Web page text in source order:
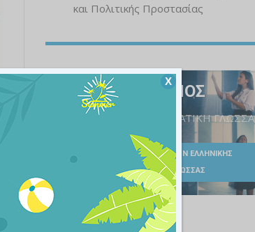
και Πολιτικής Προστασίας
Ο ΕΘΝΙΚΟΣ ΥΜΝΟΣ
ΣΤΗΝ ΕΛΛΗΝΙΚΗ ΝΟΗΜΑΤΙΚΗ ΓΛΩΣΣΑ
ΣΥΛΛΟΓΟΣ ΔΙΔΑΣΚΟΝΤΩΝ ΕΛΛΗΝΙΚΗΣ
ΝΟΗΜΑΤΙΚΗΣ ΓΛΩΣΣΑΣ
Χ